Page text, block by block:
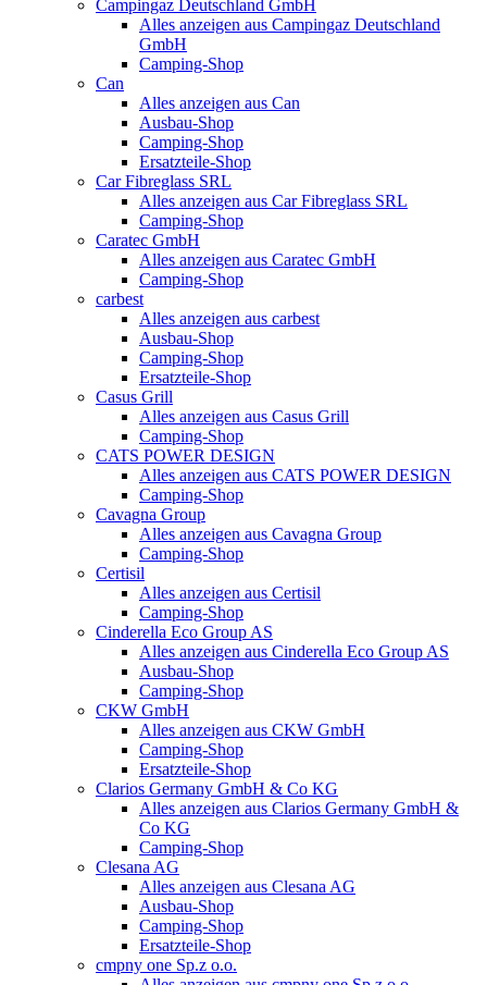
Campingaz Deutschland GmbH
Alles anzeigen aus Campingaz Deutschland
GmbH
Camping-Shop
Can
Alles anzeigen aus Can
Ausbau-Shop
Camping-Shop
Ersatzteile-Shop
Car Fibreglass SRL
Alles anzeigen aus Car Fibreglass SRL
Camping-Shop
Caratec GmbH
Alles anzeigen aus Caratec GmbH
Camping-Shop
carbest
Alles anzeigen aus carbest
Ausbau-Shop
Camping-Shop
Ersatzteile-Shop
Casus Grill
Alles anzeigen aus Casus Grill
Camping-Shop
CATS POWER DESIGN
Alles anzeigen aus CATS POWER DESIGN
Camping-Shop
Cavagna Group
Alles anzeigen aus Cavagna Group
Camping-Shop
Certisil
Alles anzeigen aus Certisil
Camping-Shop
Cinderella Eco Group AS
Alles anzeigen aus Cinderella Eco Group AS
Ausbau-Shop
Camping-Shop
CKW GmbH
Alles anzeigen aus CKW GmbH
Camping-Shop
Ersatzteile-Shop
Clarios Germany GmbH & Co KG
Alles anzeigen aus Clarios Germany GmbH &
Co KG
Camping-Shop
Clesana AG
Alles anzeigen aus Clesana AG
Ausbau-Shop
Camping-Shop
Ersatzteile-Shop
cmpny one Sp.z o.o.